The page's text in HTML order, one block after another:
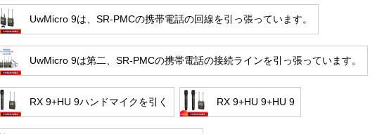
UwMicro 9は、SR-PMCの携帯電話の回線を引っ張っています。
UwMicro 9は第二、SR-PMCの携帯電話の接続ラインを引っ張っています。
RX 9+HU 9ハンドマイクを引く RX 9+HU 9+HU 9